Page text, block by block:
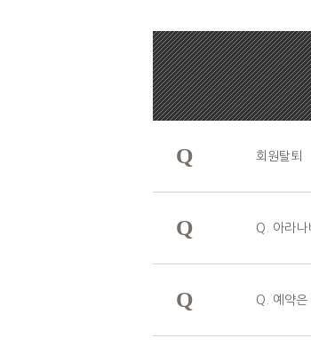
Q 회원탈퇴
Q Q. 아라나
Q Q. 예약은